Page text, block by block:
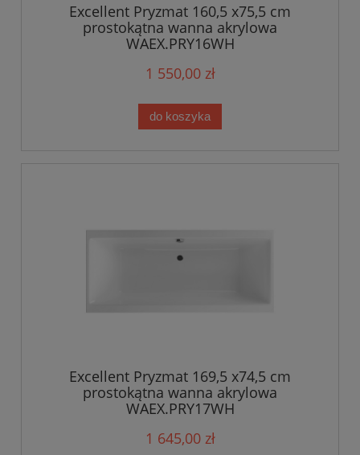
Excellent Pryzmat 160,5 x75,5 cm
prostokątna wanna akrylowa
WAEX.PRY16WH
1 550,00 zł
do koszyka
Excellent Pryzmat 169,5 x74,5 cm
prostokątna wanna akrylowa
WAEX.PRY17WH
1 645,00 zł